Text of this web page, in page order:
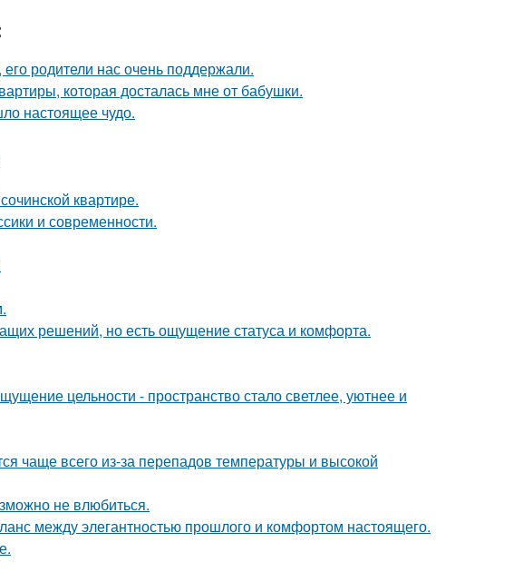
родители нас очень поддержали.
которая досталась мне от бабушки.
настоящее чудо.
квартире.
и современности.
решений, но есть ощущение статуса и комфорта.
цельности - пространство стало светлее, уютнее и
чаще всего из-за перепадов температуры и высокой
не влюбиться.
между элегантностью прошлого и комфортом настоящего.